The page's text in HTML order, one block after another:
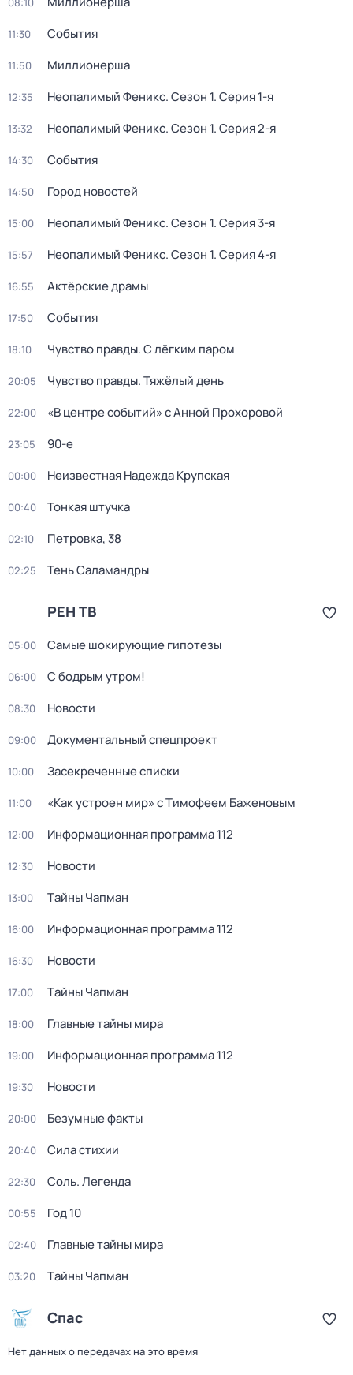
11:30 События
11:50 Миллионерша
12:35 Неопалимый Феникс. Сезон 1. Серия 1-я
13:32 Неопалимый Феникс. Сезон 1. Серия 2-я
14:30 События
14:50 Город новостей
15:00 Неопалимый Феникс. Сезон 1. Серия 3-я
15:57 Неопалимый Феникс. Сезон 1. Серия 4-я
16:55 Актёрские драмы
17:50 События
18:10 Чувство правды. С лёгким паром
20:05 Чувство правды. Тяжёлый день
22:00 «В центре событий» с Анной Прохоровой
23:05 90-е
00:00 Неизвестная Надежда Крупская
00:40 Тонкая штучка
02:10 Петровка, 38
02:25 Тень Саламандры
РЕН ТВ
05:00 Самые шoкиpующие гипотезы
06:00 С бодрым утром!
08:30 Новости
09:00 Документальный спецпроект
10:00 Заcекрeченные списки
11:00 «Как устроен мир» с Тимофеем Баженовым
12:00 Информационная программа 112
12:30 Новости
13:00 Тaйны Чапман
16:00 Информационная программа 112
16:30 Новости
17:00 Тaйны Чапман
18:00 Главные тайны мира
19:00 Информационная программа 112
19:30 Новости
20:00 Безумные факты
20:40 Сила стихии
22:30 Соль. Легенда
00:55 Год 10
02:40 Главные тайны мира
03:20 Тaйны Чапман
Спас
Нет данных о передачах на это время